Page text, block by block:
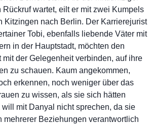
wartet, eilt er mit zwei Kumpels
Kitzingen nach Berlin. Der Karrierejurist
Tobi, ebenfalls liebende Väter mit
in der Hauptstadt, möchten den
mit der Gelegenheit verbinden, auf ihre
zu schauen. Kaum angekommen,
erkennen, noch weniger über das
zu wissen, als sie sich hätten
mit Danyal nicht sprechen, da sie
mehrerer Beziehungen verantwortlich